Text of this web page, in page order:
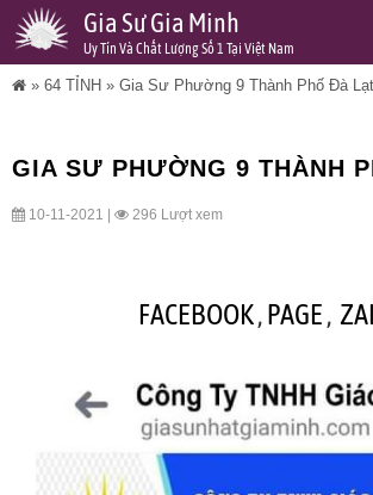
Gia Sư Gia Minh
Uy Tín Và Chất Lượng Số 1 Tại Việt Nam
» 64 TỈNH » Gia Sư Phường 9 Thành Phố Đà Lạt
GIA SƯ PHƯỜNG 9 THÀNH
10-11-2021 | 296 Lượt xem
FACEBOOK,PAGE,